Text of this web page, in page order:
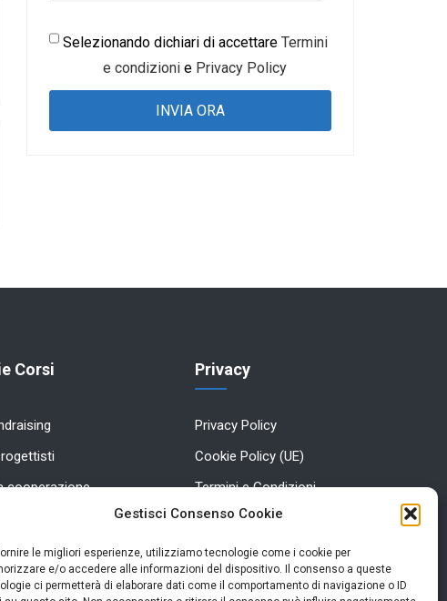
Gestisci Consenso Cookie
le migliori esperienze, utilizziamo tecnologie come i cookie per
e/o accedere alle informazioni del dispositivo. Il consenso a queste
ci permetterà di elaborare dati come il comportamento di navigazione o ID
Selezionando dichiari di accettare Termini
e condizioni e Privacy Policy
Corsi
cooperazione
e comunicazione
Privacy
Privacy Policy
Cookie Policy (UE)
Termini e Condizioni